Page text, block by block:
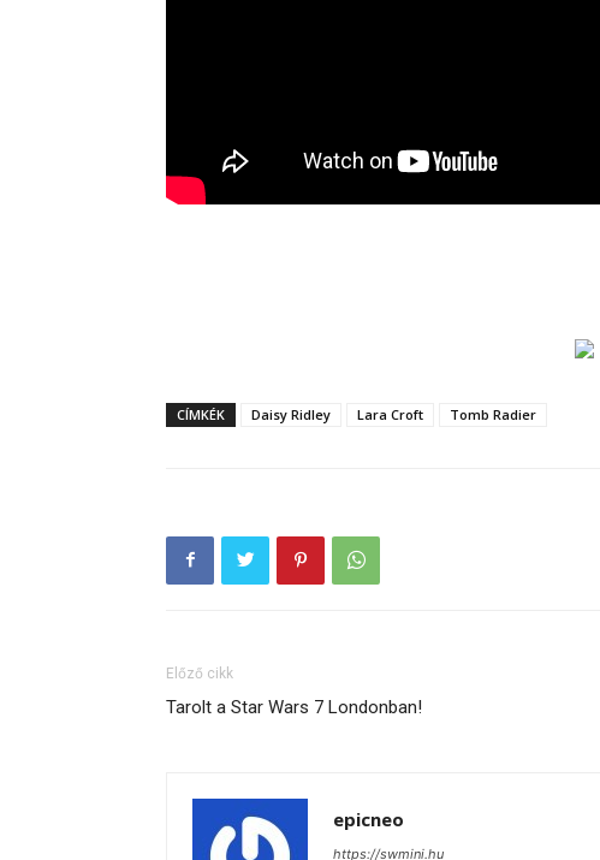
CÍMKÉK Daisy Ridley Lara Croft Tomb Radier
Előző cikk
Tarolt a Star Wars 7 Londonban!
epicneo
https://swmini.hu